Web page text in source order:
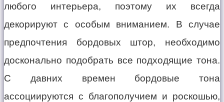
любого интерьера, поэтому их всегда
декорируют с особым вниманием. В случае
предпочтения бордовых штор, необходимо
досконально подобрать все подходящие тона.
С давних времен бордовые тона
ассоциируются с благополучием и роскошью,